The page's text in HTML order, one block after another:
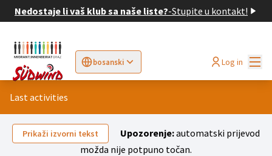
Nedostaje li vaš klub sa naše liste?-Stupite u kontakt!
bosanski
Sprache wählen Elegir el idioma
Log in
Last activities
Prikaži izvorni tekst Upozorenje:automatski prijevod
možda nije potpuno točan.